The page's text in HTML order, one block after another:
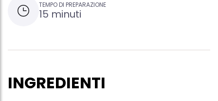
TEMPO DI PREPARAZIONE
15 minuti
INGREDIENTI